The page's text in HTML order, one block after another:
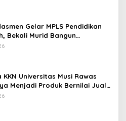
Gelar MPLS Pendidikan
Bekali Murid Bangun
Belajar
KKN Universitas Musi Rawas
Menjadi Produk Bernilai Jual
UMKM Desa Air Satan